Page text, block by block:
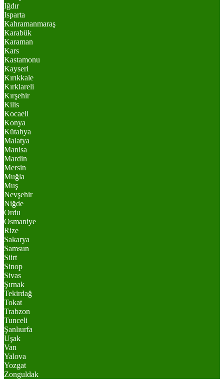
Iğdır
Isparta
Kahramanmaraş
Karabük
Karaman
Kars
Kastamonu
Kayseri
Kırıkkale
Kırklareli
Kırşehir
Kilis
Kocaeli
Konya
Kütahya
Malatya
Manisa
Mardin
Mersin
Muğla
Muş
Nevşehir
Niğde
Ordu
Osmaniye
Rize
Sakarya
Samsun
Siirt
Sinop
Sivas
Şırnak
Tekirdağ
Tokat
Trabzon
Tunceli
Şanlıurfa
Uşak
Van
Yalova
Yozgat
Zonguldak